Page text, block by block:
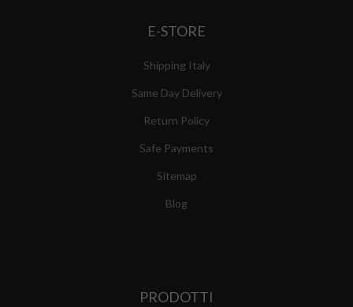
E-STORE
Shipping Italy
Same Day Delivery
Return Policy
Safe Payments
Sitemap
Blog
PRODOTTI